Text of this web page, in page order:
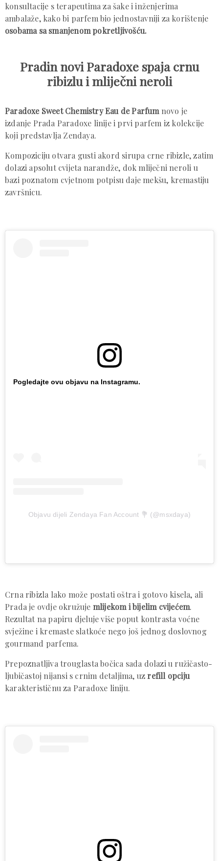
konsultacije s terapeutima za šake i inženjerima
ambalaže, kako bi parfem bio jednostavniji za korištenje
osobama sa smanjenom pokretljivošću.
Pradin novi Paradoxe spaja crnu
ribizlu i mliječni neroli
Paradoxe Sweet Chemistry Eau de Parfumnovo je
izdanje Prada Paradoxe linije i prvi parfem iz kolekcije
koji predstavlja Zendaya.
Kompoziciju otvara gusti akord sirupa crne ribizle, zatim
dolazi apsolut cvijeta narandže, dok mliječni neroli u
bazi poznatom cvjetnom potpisu daje mekšu, kremastiju
završnicu.
Pogledajte ovu objavu na Instagramu.
Objavu dijeli Zendaya Fan Account 💐 (@msxdaya)
Crna ribizla lako može postati oštra i gotovo kisela, ali
Prada je ovdje okružuje mlijekom i bijelim cvijećem.
Rezultat na papiru djeluje više poput kontrasta voćne
svježine i kremaste slatkoće nego još jednog doslovnog
gourmand parfema.
Prepoznatljiva trouglasta bočica sada dolazi u ružičasto-
ljubičastoj nijansi s crnim detaljima, uzrefill opciju
karakterističnu za Paradoxe liniju.